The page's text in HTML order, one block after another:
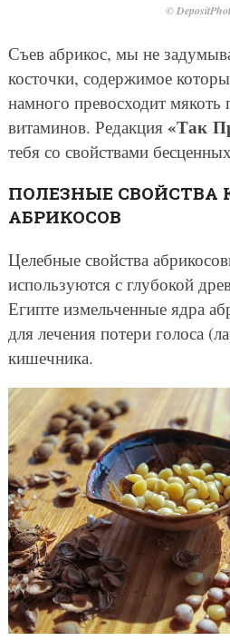
©
Съев абрикос, мы не
косточки, содержимое
намного превосходит мякоть
витаминов. Редакция «Так
тебя со свойствами
ПОЛЕЗНЫЕ СВОЙСТВА
АБРИКОСОВ
Целебные свойства
используются с глубокой
Египте измельченные ядра
для лечения потери голоса
кишечника.